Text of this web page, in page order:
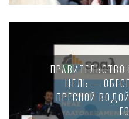
ЦЕЛЬ —
ПРЕСНОЙ